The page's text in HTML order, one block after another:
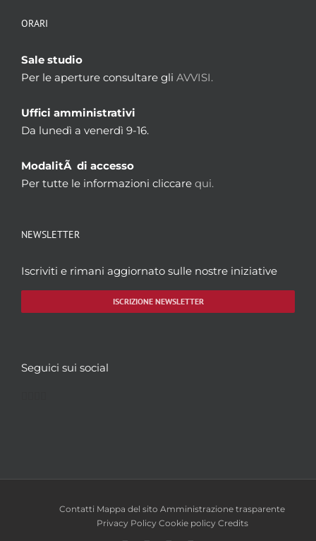
ORARI
Sale studio
Per le aperture consultare gli AVVISI.
Uffici amministrativi
Da lunedì a venerdì 9-16.
ModalitÃ di accesso
Per tutte le informazioni cliccare qui.
NEWSLETTER
Iscriviti e rimani aggiornato sulle nostre iniziative
ISCRIZIONE NEWSLETTER
Seguici sui social
Contatti Mappa del sito Amministrazione trasparente
Privacy Policy Cookie policy Credits